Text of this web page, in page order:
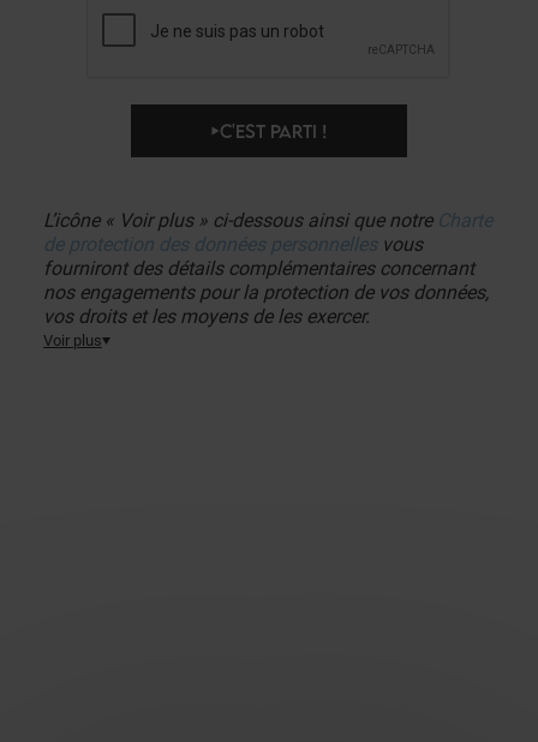
C'EST PARTI !
L’icône « Voir plus » ci-dessous ainsi que notre Charte
de protection des données personnellesvous
fourniront des détails complémentaires concernant
nos engagements pour la protection de vos données,
vos droits et les moyens de les exercer.
Voir plus